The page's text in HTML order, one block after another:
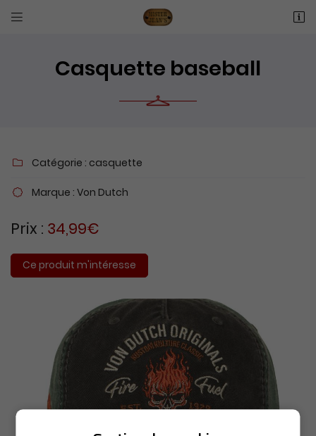
 
03 44 77 66 05
 Recopier le code ci-contre
En cochant cette case, vous consentez à recevoir nos propositions
commerciales à l'adresse email indiqué ci-dessus. Vous pouvez vous
désinscrire à tout moment en utilisantle formulaire de désinscription
Casquette baseball
 Catégorie : casquette
 Marque : Von Dutch
Prix : 34,99€
Ce produit m'intéresse